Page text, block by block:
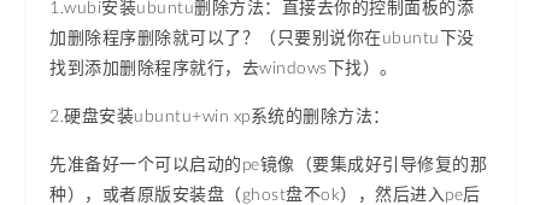
1.wubi安装ubuntu删除方法：直接去你的控制面板的添
加删除程序删除就可以了？（只要别说你在ubuntu下没
找到添加删除程序就行，去windows下找）。
2.硬盘安装ubuntu+win xp系统的删除方法：
先准备好一个可以启动的pe镜像（要集成好引导修复的那
种），或者原版安装盘（ghost盘不ok），然后进入pe后